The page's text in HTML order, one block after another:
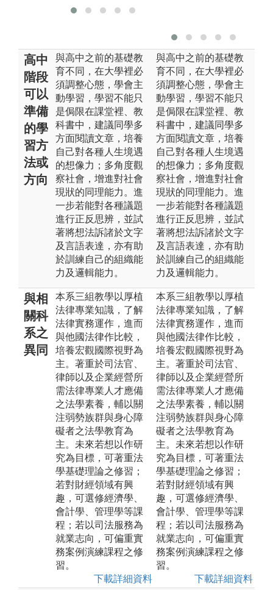
高中
階段
可以
準備
的學
習方
法或
方向
與高中之前的基礎教
育不同，在大學裡必
須調整心態，學會主
動學習，學習不能只
是侷限在課堂裡、教
科書中，建議同學多
方面閱讀文章，培養
自己對各種人生境遇
的想像力；多角度觀
察社會，增進對社會
現狀的同理能力。進
一步若能對各種議題
進行正反思辨，並試
著將想法訴諸於文字
及言語表達，亦有助
於訓練自己的組織能
力及邏輯能力。
與高中之前的基礎教
育不同，在大學裡必
須調整心態，學會主
動學習，學習不能只
是侷限在課堂裡、教
科書中，建議同學多
方面閱讀文章，培養
自己對各種人生境遇
的想像力；多角度觀
察社會，增進對社會
現狀的同理能力。進
一步若能對各種議題
進行正反思辨，並試
著將想法訴諸於文字
及言語表達，亦有助
於訓練自己的組織能
力及邏輯能力。
與相
關科
系之
異同
本系三組教學以厚植
法律專業知識，了解
法律實務運作，進而
與他國法律作比較，
培養宏觀國際視野為
主。著重於司法官、
律師以及企業經營所
需法律專業人才應備
之法學素養，輔以關
注弱勢族群與身心障
礙者之法學教育為
主。未來若想以作研
究為目標，可著重法
學基礎理論之修習；
若對財經領域有興
趣，可選修經濟學、
會計學、管理學等課
程；若以司法服務為
就業志向，可偏重實
務案例演練課程之修
習。
下載詳細資料
本系三組教學以厚植
法律專業知識，了解
法律實務運作，進而
與他國法律作比較，
培養宏觀國際視野為
主。著重於司法官、
律師以及企業經營所
需法律專業人才應備
之法學素養，輔以關
注弱勢族群與身心障
礙者之法學教育為
主。未來若想以作研
究為目標，可著重法
學基礎理論之修習；
若對財經領域有興
趣，可選修經濟學、
會計學、管理學等課
程；若以司法服務為
就業志向，可偏重實
務案例演練課程之修
習。
下載詳細資料